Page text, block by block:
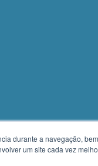
durante a navegação,
um site cada vez